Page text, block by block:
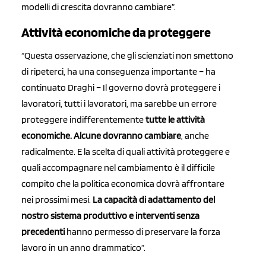
modelli di crescita dovranno cambiare”.
Attività economiche da proteggere
“Questa osservazione, che gli scienziati non smettono
di ripeterci, ha una conseguenza importante – ha
continuato Draghi – Il governo dovrà proteggere i
lavoratori, tutti i lavoratori, ma sarebbe un errore
proteggere indifferentementetutte le attività
economiche. Alcune dovranno cambiare, anche
radicalmente. E la scelta di quali attività proteggere e
quali accompagnare nel cambiamento è il difficile
compito che la politica economica dovrà affrontare
nei prossimi mesi. La capacità di adattamento del
nostro sistema produttivo e interventi senza
precedenti hanno permesso di preservare la forza
lavoro in un anno drammatico”.